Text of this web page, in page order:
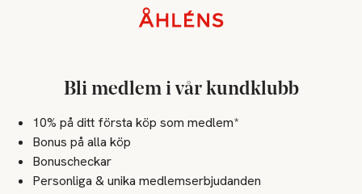
Bli medlem i vår kundklubb
10% på ditt första köp som medlem*
Bonus på alla köp
Bonuscheckar
Personliga & unika medlemserbjudanden